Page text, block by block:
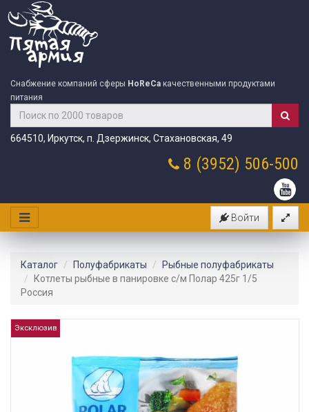
Снабжение компаний сферы HoReCa качественными продуктами
питания
664510, Иркутск, п. Дзержинск, Стахановская, 49
8 (3952) 506-500
Войти
Каталог Полуфабрикаты
Рыбные полуфабрикаты
Котлеты рыбные в панировке с/м Полар 425г 1/5
Россия
Эксклюзив